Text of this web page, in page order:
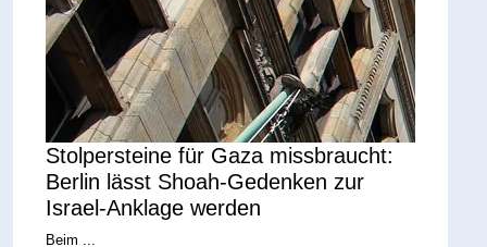
Stolpersteine für Gaza missbraucht:
Berlin lässt Shoah-Gedenken zur
Israel-Anklage werden
Beim ...